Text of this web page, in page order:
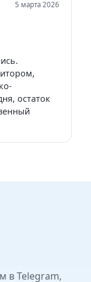
5 марта 2026
остаток
в Telegram,